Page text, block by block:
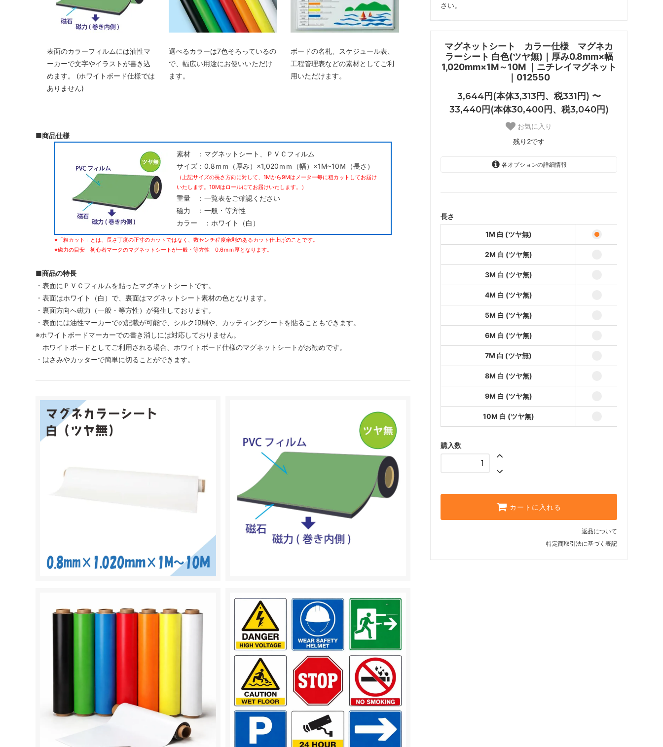
さい。
マグネットシート カラー仕様 マグネカ
ラーシート 白色(ツヤ無)｜厚み0.8mm×幅
1,020mm×1M～10M ｜ニチレイマグネット
｜012550
3,644円(本体3,313円、税331円) 〜
33,440円(本体30,400円、税3,040円)
お気に入り
残り2です
各オプションの詳細情報
3M 白 (ツヤ無)
13,676円(本体12,433円、税
1,547円)
8M 白 (ツヤ無)
27,052円(本体24,593円、税
長さ
1M 白 (ツヤ無)
2M 白 (ツヤ無)
3M 白 (ツヤ無)
4M 白 (ツヤ無)
5M 白 (ツヤ無)
6M 白 (ツヤ無)
7M 白 (ツヤ無)
8M 白 (ツヤ無)
9M 白 (ツヤ無)
10M 白 (ツヤ無)
購入数
カートに入れる
返品について
特定商取引法に基づく表記
表面のカラーフィルムには油性マ
ーカーで文字やイラストが書き込
めます。 (ホワイトボード仕様では
ありません)
選べるカラーは7色そろっているの
で、幅広い用途にお使いいただけ
ます。
ボードの名札、スケジュール表、
工程管理表などの素材としてご利
用いただけます。
■商品仕様
素材 ：マグネットシート、ＰＶＣフィルム
サイズ：0.8ｍｍ（厚み）×1,020ｍｍ（幅）×1M~10Ｍ（長さ）
（上記サイズの長さ方向に対して、1Mから9Mはメーター毎に粗カットしてお届け
いたします。10Mはロールにてお届けいたします。）
重量 ：一覧表をご確認ください
磁力 ：一般・等方性
カラー ：ホワイト（白）
※「粗カット」とは、長さ丁度の正寸のカットではなく、数センチ程度余剰のあるカット仕上げのことです。
※磁力の目安 初心者マークのマグネットシートが一般・等方性 0.6ｍｍ厚となります。
■商品の特長
・表面にＰＶＣフィルムを貼ったマグネットシートです。
・表面はホワイト（白）で、裏面はマグネットシート素材の色となります。
・裏面方向へ磁力（一般・等方性）が発生しております。
・表面には油性マーカーでの記載が可能で、シルク印刷や、カッティングシートを貼ることもできます。
※ホワイトボードマーカーでの書き消しには対応しておりません。
ホワイトボードとしてご利用される場合、ホワイトボード仕様のマグネットシートがお勧めです。
・はさみやカッターで簡単に切ることができます。